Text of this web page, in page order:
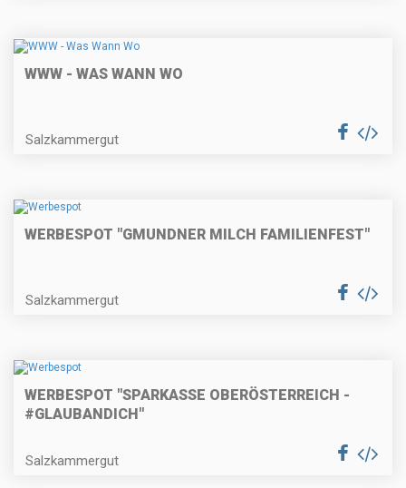
WWW - WAS WANN WO
Salzkammergut
WERBESPOT "GMUNDNER MILCH FAMILIENFEST"
Salzkammergut
WERBESPOT "SPARKASSE OBERÖSTERREICH -
#GLAUBANDICH"
Salzkammergut